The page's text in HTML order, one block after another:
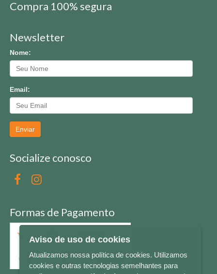
Compra 100% segura
Newsletter
Nome:
Email:
Enviar
Socialize conosco
Formas de Pagamento
Aviso de uso de cookies
Atualizamos nossa política de cookies. Utilizamos
cookies e outras tecnologias semelhantes para